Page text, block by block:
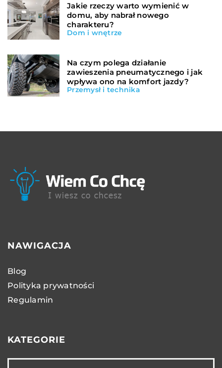
Jakie rzeczy warto wymienić w
domu, aby nabrał nowego
charakteru?
Dom i wnętrze
Na czym polega działanie
zawieszenia pneumatycznego i jak
wpływa ono na komfort jazdy?
Przemysł i technika
NAWIGACJA
Blog
Polityka prywatności
Regulamin
KATEGORIE